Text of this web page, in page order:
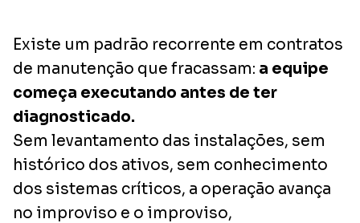
Existe um padrão recorrente em contratos
de manutenção que fracassam: a equipe
começa executando antes de ter
diagnosticado.
Sem levantamento das instalações, sem
histórico dos ativos, sem conhecimento
dos sistemas críticos, a operação avança
no improviso e o improviso,